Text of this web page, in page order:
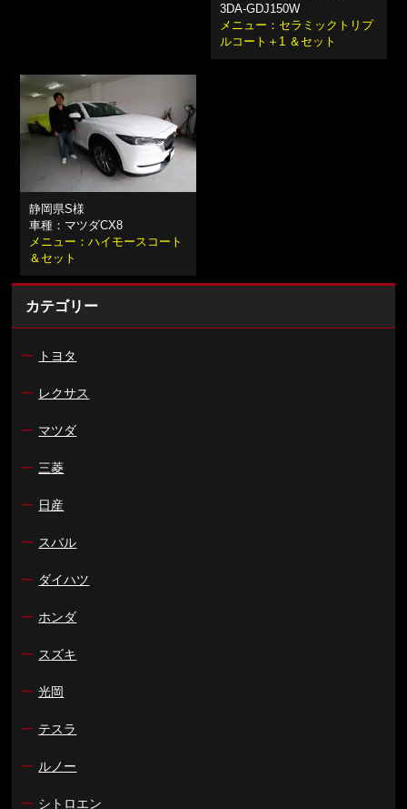
3DA-GDJ150W
メニュー：セラミックトリプ
ルコート＋1 ＆セット
静岡県S様
車種：マツダCX8
メニュー：ハイモースコート
＆セット
カテゴリー
ー トヨタ
ー レクサス
ー マツダ
ー 三菱
ー 日産
ー スバル
ー ダイハツ
ー ホンダ
ー スズキ
ー 光岡
ー テスラ
ー ルノー
ー シトロエン